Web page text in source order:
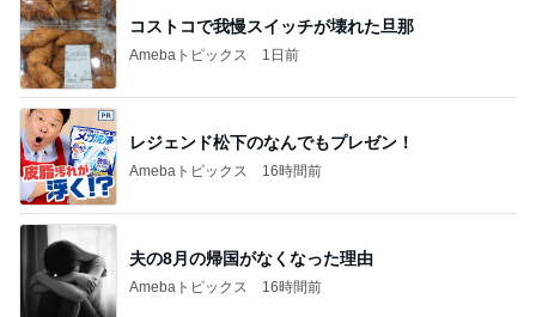
コストコで我慢スイッチが壊れた旦那
Amebaトピックス 1日前
レジェンド松下のなんでもプレゼン！
Amebaトピックス 16時間前
夫の8月の帰国がなくなった理由
Amebaトピックス 16時間前